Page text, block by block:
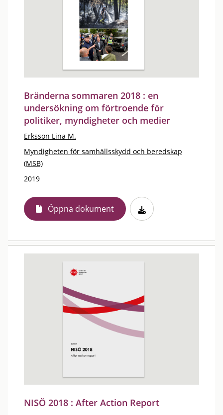
Bränderna sommaren 2018 : en
undersökning om förtroende för
politiker, myndigheter och medier
Erksson Lina M.
Myndigheten för samhällsskydd och beredskap
(MSB)
2019
Öppna dokument
NISÖ 2018 : After Action Report